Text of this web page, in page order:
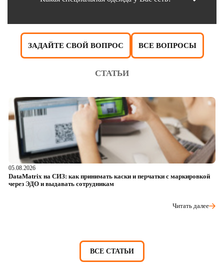
ЗАДАЙТЕ СВОЙ ВОПРОС ВСЕ ВОПРОСЫ
СТАТЬИ
05.08.2026
DataMatrix на СИЗ: как принимать каски и перчатки с маркировкой
через ЭДО и выдавать сотрудникам
Читать далее
ВСЕ СТАТЬИ